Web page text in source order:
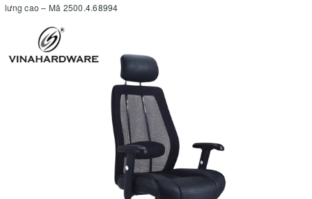
lưng cao – Mã 2500.4.68994